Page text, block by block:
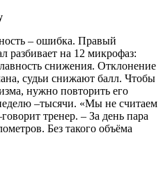
– ошибка. Правый
разбивает на 12 микрофаз:
снижения. Отклонение
судьи снижают балл. Чтобы
нужно повторить его
–тысячи. «Мы не считаем
тренер. – За день пара
Без такого объёма